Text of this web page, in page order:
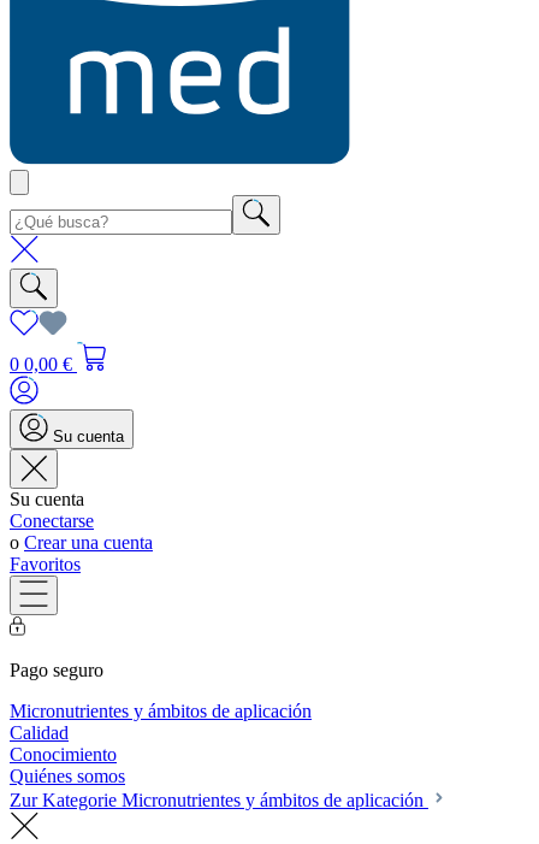
0 0,00 €
Su cuenta
Su cuenta
Conectarse
o Crear una cuenta
Favoritos
Pago seguro
Micronutrientes y ámbitos de aplicación
Calidad
Conocimiento
Quiénes somos
Zur Kategorie Micronutrientes y ámbitos de aplicación